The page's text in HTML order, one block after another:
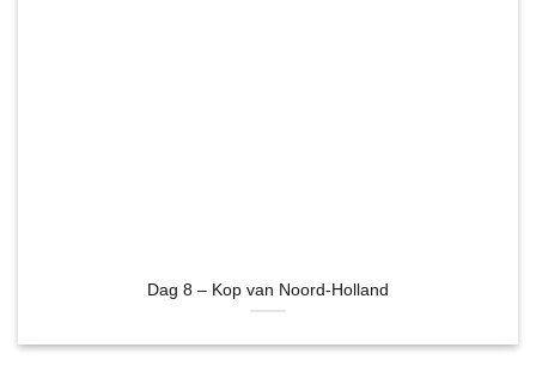
Dag 8 – Kop van Noord-Holland